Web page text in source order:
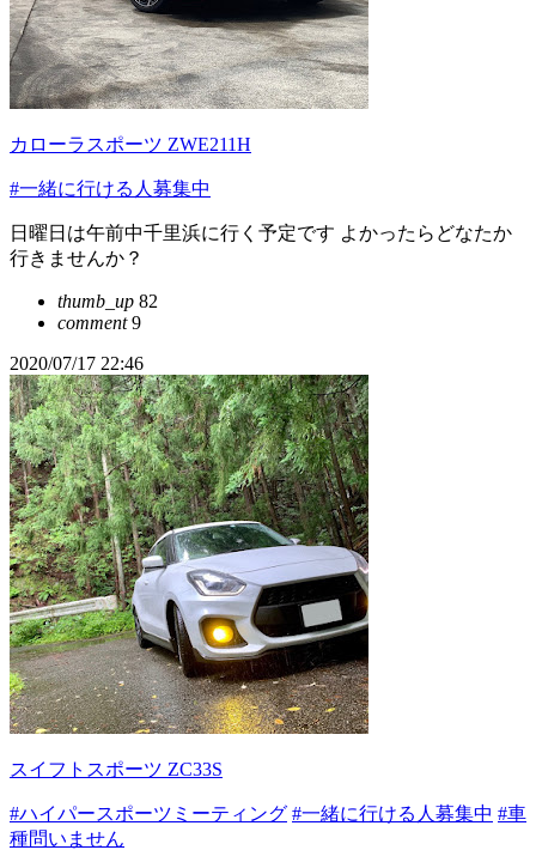
カローラスポーツ ZWE211H
#一緒に行ける人募集中
日曜日は午前中千里浜に行く予定です よかったらどなたか
行きませんか？
thumb_up 82
comment9
2020/07/17 22:46
スイフトスポーツ ZC33S
#ハイパースポーツミーティング #一緒に行ける人募集中 #車
種問いません